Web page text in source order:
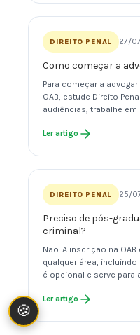
DIREITO PENAL 27/
Como começar a
Para começar a
OAB, estude Direito
audiências, trabalhe
Ler artigo
DIREITO PENAL 25/
Preciso de pós-
criminal?
Não. A inscrição na
qualquer área, incluindo
é opcional e serve para
Ler artigo
🍪